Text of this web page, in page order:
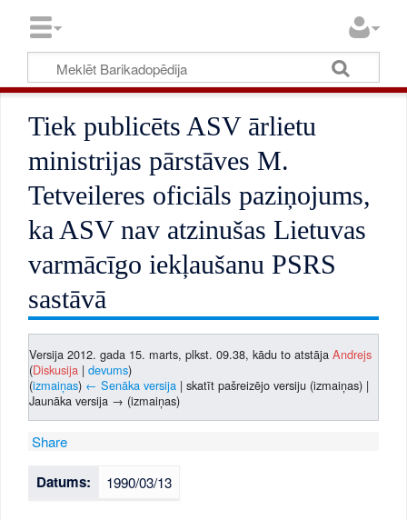
Tiek publicēts ASV ārlietu
ministrijas pārstāves M.
Tetveileres oficiāls paziņojums,
ka ASV nav atzinušas Lietuvas
varmācīgo iekļaušanu PSRS
sastāvā
Versija 2012. gada 15. marts, plkst. 09.38, kādu to atstājaAndrejs
(Diskusija |devums)
(izmaiņas) ← Senāka versija | skatīt pašreizējo versiju (izmaiņas) |
Jaunāka versija → (izmaiņas)
Share
Datums: 1990/03/13